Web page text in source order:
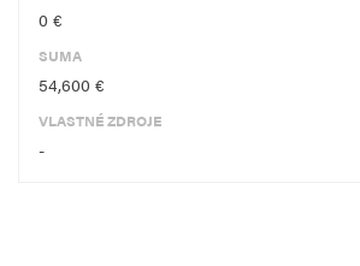
0 €
SUMA
54,600 €
VLASTNÉ ZDROJE
-